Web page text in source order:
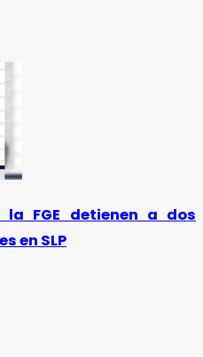
la FGE detienen a dos
en SLP